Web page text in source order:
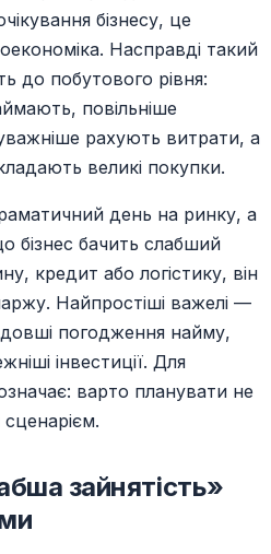
бізнесу, це
Насправді такий
до побутового рівня:
повільніше
рахують витрати, а
великі покупки.
день на ринку, а
бізнес бачить слабший
кредит або логістику, він
Найпростіші важелі —
погодження найму,
інвестиції. Для
варто планувати не
зайнятість»